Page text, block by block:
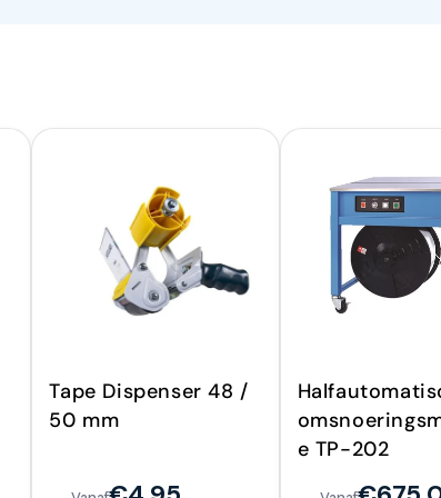
Tape Dispenser 48 /
50 mm
e TP-202